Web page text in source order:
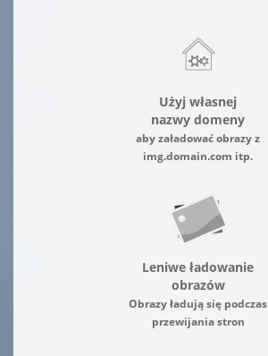
Użyj własnej
nazwy domeny
aby załadować obrazy z
img.domain.com itp.
Leniwe ładowanie
obrazów
Obrazy ładują się podczas
przewijania stron